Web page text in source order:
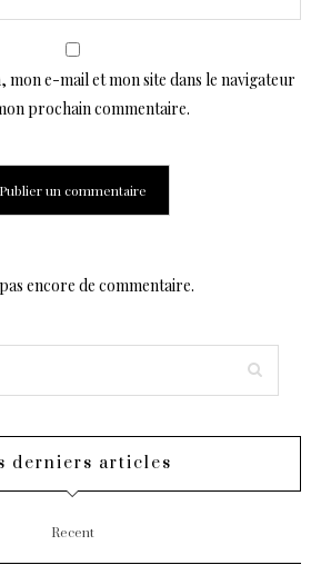
e-mail et mon site dans le navigateur
prochain commentaire.
encore de commentaire.
derniers articles
Recent